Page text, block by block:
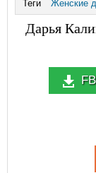
Теги Женские
Дарья